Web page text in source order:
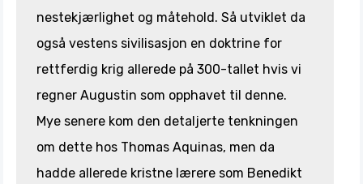
nestekjærlighet og måtehold. Så utviklet da
også vestens sivilisasjon en doktrine for
rettferdig krig allerede på 300-tallet hvis vi
regner Augustin som opphavet til denne.
Mye senere kom den detaljerte tenkningen
om dette hos Thomas Aquinas, men da
hadde allerede kristne lærere som Benedikt